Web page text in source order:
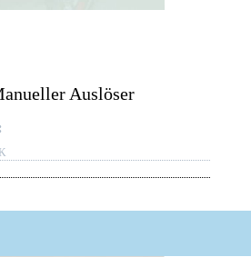
Auslöser